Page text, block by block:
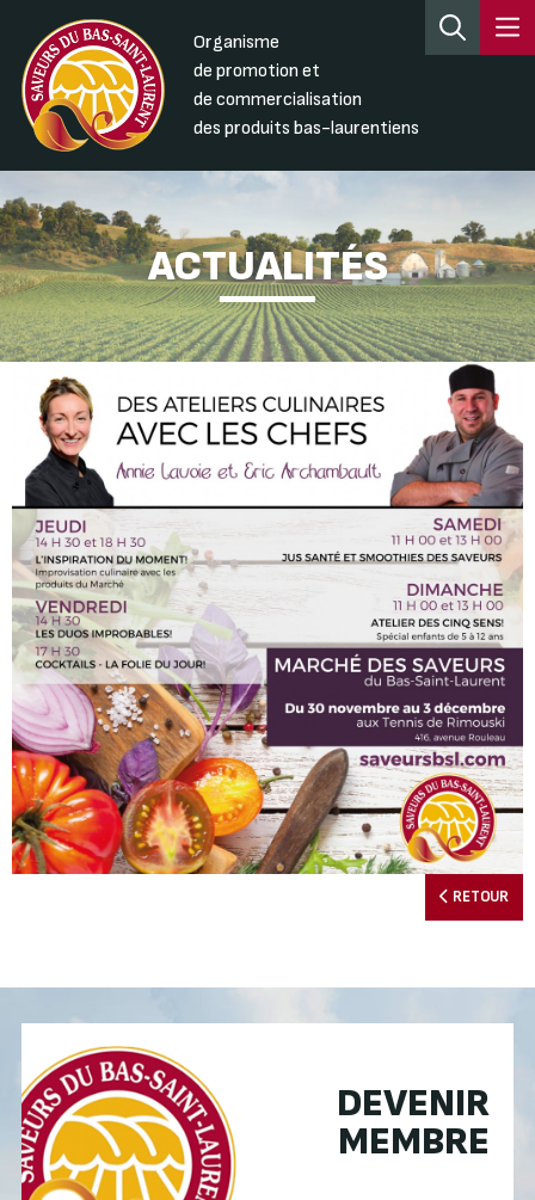
Organisme
de promotion et
de commercialisation
des produits bas-laurentiens
ACTUALITÉS
RETOUR
DEVENIR
MEMBRE